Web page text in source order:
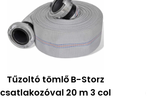
Tűzoltó tömlő B-Storz
csatlakozóval 20 m 3 col